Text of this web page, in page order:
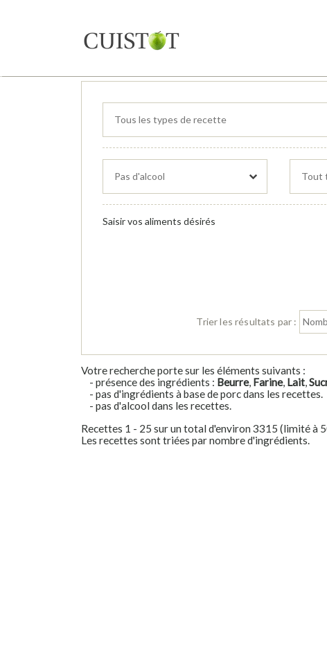
Saisir vos aliments désirés
Trier les résultats par :
Votre recherche porte sur les éléments suivants :
- présence des ingrédients : Beurre, Farine, Lait,
- pas d'ingrédients à base de porc dans les recettes.
- pas d'alcool dans les recettes.
Recettes 1 - 25 sur un total d'environ 3315 (limité à
Les recettes sont triées par nombre d'ingrédients.